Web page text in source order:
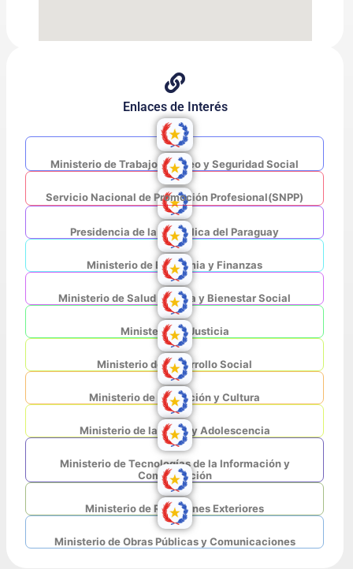
Enlaces de Interés
Ministerio de Trabajo, Empleo y Seguridad Social
Servicio Nacional de Promoción Profesional(SNPP)
Presidencia de la República del Paraguay
Ministerio de Economia y Finanzas
Ministerio de Salud Pública y Bienestar Social
Ministerio de Justicia
Ministerio de Desarrollo Social
Ministerio de Educación y Cultura
Ministerio de la Niñez y Adolescencia
Ministerio de Tecnologías de la Información y
Comunicación
Ministerio de Relaciones Exteriores
Ministerio de Obras Públicas y Comunicaciones